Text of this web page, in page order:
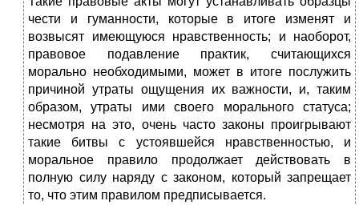
чести и гуманности, которые в итоге изменят и
возвысят имеющуюся нравственность; и наоборот,
правовое подавление практик, считающихся
морально необходимыми, может в итоге послужить
причиной утраты ощущения их важности, и, таким
образом, утраты ими своего морального статуса;
несмотря на это, очень часто законы проигрывают
такие битвы с устоявшейся нравственностью, и
моральное правило продолжает действовать в
полную силу наряду с законом, который запрещает
то, что этим правилом предписывается.